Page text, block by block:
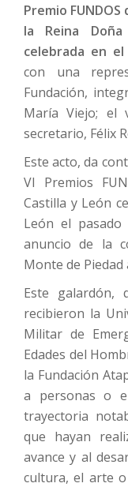
Premio
la Reina
celebrada en
con una
Fundación,
María Viejo; el
secretario, Félix
Este acto, da
VI Premios
Castilla y León
León el
anuncio de la
Monte de Piedad
Este galardón,
recibieron la
Militar de
Edades del
la Fundación
a personas o
trayectoria
que hayan
avance y al
cultura, el arte